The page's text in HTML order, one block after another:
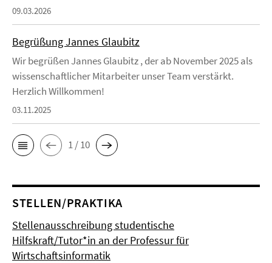
09.03.2026
Begrüßung Jannes Glaubitz
Wir begrüßen Jannes Glaubitz , der ab November 2025 als
wissenschaftlicher Mitarbeiter unser Team verstärkt.
Herzlich Willkommen!
03.11.2025
1 / 10
STELLEN/PRAKTIKA
Stellenausschreibung studentische
Hilfskraft/Tutor*in an der Professur für
Wirtschaftsinformatik